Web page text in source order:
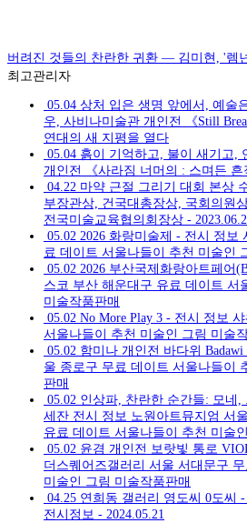
버려진 것들의 찬란한 귀환 — 김미현, '렘
최고관리자
05.04 상처 입은 생명 앞에서, 예술
우, 사비나미술관 개인전 《Still
연대의 새 지평을 열다
05.04 흙이 기억하고, 불이 새기고,
개인전 《사라짐 너머의 : 스며든 흔
04.22 마약 근절 그리기 대회 본상
부장관상, 건국대총장상, 국회의원
전국미술교육협의회장상 -
05.02 2026 화랑미술제 - 전시 정보
료 데이트 서울나들이 추천 미술인
05.02 2026 부산국제화랑아트페어
스코 부산 해운대구 유료 데이트 서
미술작품판매
05.02 No More Play 3 - 전시 정보
서울나들이 추천 미술인 그림 미술
05.02 함미나 개인전 바다위
울 종로구 무료 데이트 서울나들이
판매
05.02 인상파, 찬란한 순간들: 모네,
세잔 전시 정보 노원아트뮤지엄 서
유료 데이트 서울나들이 추천 미술
05.02 윤겸 개인전 보랏빛 통로
더스퀘어즈갤러리 서울 서대문구
미술인 그림 미술작품판매
04.25 연희동 갤러리 영도씨 0도씨
전시정보 - 2024.05.21